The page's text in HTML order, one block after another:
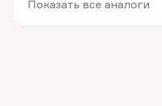
Показать все аналоги